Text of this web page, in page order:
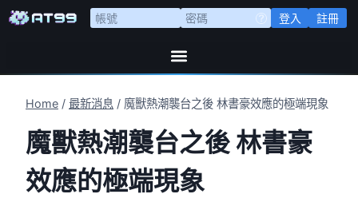
登入 註冊
Home / 最新消息 / 魔獸熱潮襲台之後 林書豪效應的極端現象
魔獸熱潮襲台之後 林書豪
效應的極端現象